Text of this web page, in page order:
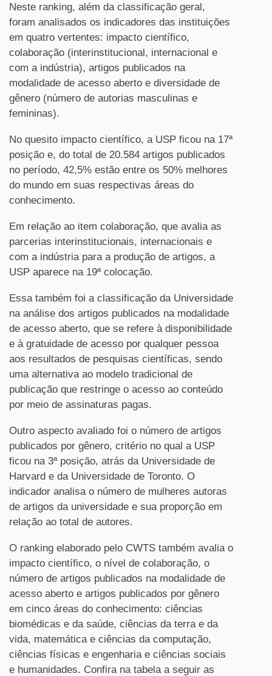
Neste ranking, além da classificação geral,
foram analisados os indicadores das instituições
em quatro vertentes: impacto científico,
colaboração (interinstitucional, internacional e
com a indústria), artigos publicados na
modalidade de acesso aberto e diversidade de
gênero (número de autorias masculinas e
femininas).
No quesito impacto científico, a USP ficou na 17ª
posição e, do total de 20.584 artigos publicados
no período, 42,5% estão entre os 50% melhores
do mundo em suas respectivas áreas do
conhecimento.
Em relação ao item colaboração, que avalia as
parcerias interinstitucionais, internacionais e
com a indústria para a produção de artigos, a
USP aparece na 19ª colocação.
Essa também foi a classificação da Universidade
na análise dos artigos publicados na modalidade
de acesso aberto, que se refere à disponibilidade
e à gratuidade de acesso por qualquer pessoa
aos resultados de pesquisas científicas, sendo
uma alternativa ao modelo tradicional de
publicação que restringe o acesso ao conteúdo
por meio de assinaturas pagas.
Outro aspecto avaliado foi o número de artigos
publicados por gênero, critério no qual a USP
ficou na 3ª posição, atrás da Universidade de
Harvard e da Universidade de Toronto. O
indicador analisa o número de mulheres autoras
de artigos da universidade e sua proporção em
relação ao total de autores.
O ranking elaborado pelo CWTS também avalia o
impacto científico, o nível de colaboração, o
número de artigos publicados na modalidade de
acesso aberto e artigos publicados por gênero
em cinco áreas do conhecimento: ciências
biomédicas e da saúde, ciências da terra e da
vida, matemática e ciências da computação,
ciências físicas e engenharia e ciências sociais
e humanidades. Confira na tabela a seguir as